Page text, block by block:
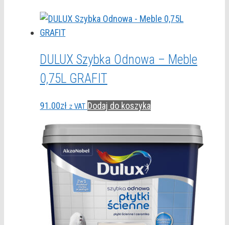
DULUX Szybka Odnowa – Meble
0,75L GRAFIT
91.00zł z VAT Dodaj do koszyka